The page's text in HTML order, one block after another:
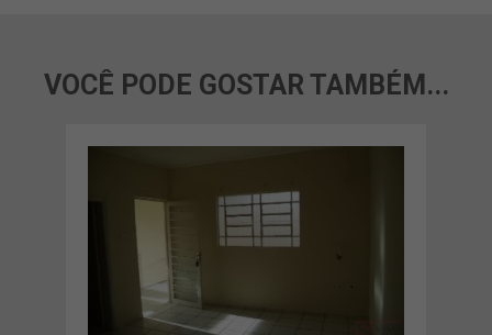
VOCÊ PODE GOSTAR TAMBÉM...